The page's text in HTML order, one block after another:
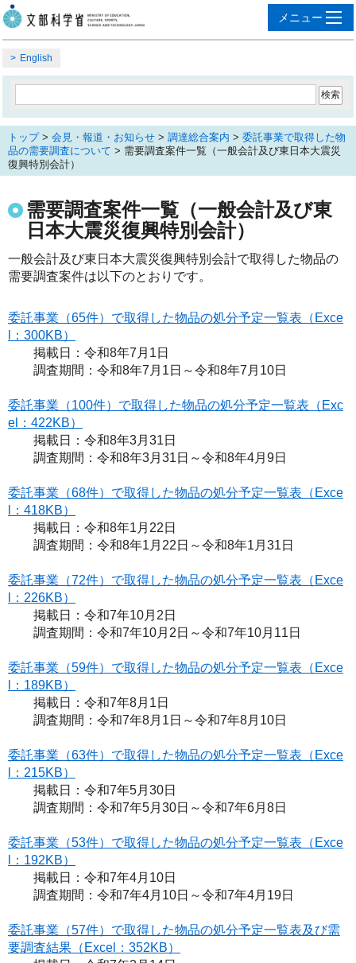
English
トップ> 会見・報道・お知らせ > 調達総合案内 > 委託事業で取得した物
品の需要調査について > 需要調査案件一覧（一般会計及び東日本大震災
復興特別会計）
需要調査案件一覧（一般会計及び東
日本大震災復興特別会計）
一般会計及び東日本大震災復興特別会計で取得した物品の
需要調査案件は以下のとおりです。
委託事業（65件）で取得した物品の処分予定一覧表（Exce
l：300KB）
掲載日：令和8年7月1日
調査期間：令和8年7月1日～令和8年7月10日
委託事業（100件）で取得した物品の処分予定一覧表（Exc
el：422KB）
掲載日：令和8年3月31日
調査期間：令和8年3月31日～令和8年4月9日
委託事業（68件）で取得した物品の処分予定一覧表（Exce
l：418KB）
掲載日：令和8年1月22日
調査期間：令和8年1月22日～令和8年1月31日
委託事業（72件）で取得した物品の処分予定一覧表（Exce
l：226KB）
掲載日：令和7年10月2日
調査期間：令和7年10月2日～令和7年10月11日
委託事業（59件）で取得した物品の処分予定一覧表（Exce
l：189KB）
掲載日：令和7年8月1日
調査期間：令和7年8月1日～令和7年8月10日
委託事業（63件）で取得した物品の処分予定一覧表（Exce
l：215KB）
掲載日：令和7年5月30日
調査期間：令和7年5月30日～令和7年6月8日
委託事業（53件）で取得した物品の処分予定一覧表（Exce
l：192KB）
掲載日：令和7年4月10日
調査期間：令和7年4月10日～令和7年4月19日
委託事業（57件）で取得した物品の処分予定一覧表及び需
要調査結果（Excel：352KB）